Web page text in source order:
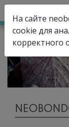
На сайте
cookie для
корректного